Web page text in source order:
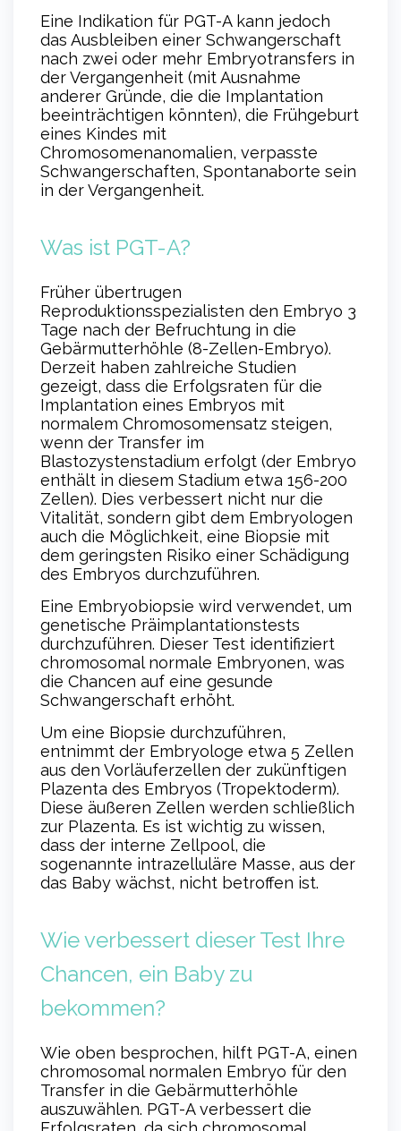
Eine Indikation für PGT-A kann jedoch
das Ausbleiben einer Schwangerschaft
nach zwei oder mehr Embryotransfers in
der Vergangenheit (mit Ausnahme
anderer Gründe, die die Implantation
beeinträchtigen könnten), die Frühgeburt
eines Kindes mit
Chromosomenanomalien, verpasste
Schwangerschaften, Spontanaborte sein
in der Vergangenheit.
Was ist PGT-A?
Früher übertrugen
Reproduktionsspezialisten den Embryo 3
Tage nach der Befruchtung in die
Gebärmutterhöhle (8-Zellen-Embryo).
Derzeit haben zahlreiche Studien
gezeigt, dass die Erfolgsraten für die
Implantation eines Embryos mit
normalem Chromosomensatz steigen,
wenn der Transfer im
Blastozystenstadium erfolgt (der Embryo
enthält in diesem Stadium etwa 156-200
Zellen). Dies verbessert nicht nur die
Vitalität, sondern gibt dem Embryologen
auch die Möglichkeit, eine Biopsie mit
dem geringsten Risiko einer Schädigung
des Embryos durchzuführen.
Eine Embryobiopsie wird verwendet, um
genetische Präimplantationstests
durchzuführen. Dieser Test identifiziert
chromosomal normale Embryonen, was
die Chancen auf eine gesunde
Schwangerschaft erhöht.
Um eine Biopsie durchzuführen,
entnimmt der Embryologe etwa 5 Zellen
aus den Vorläuferzellen der zukünftigen
Plazenta des Embryos (Tropektoderm).
Diese äußeren Zellen werden schließlich
zur Plazenta. Es ist wichtig zu wissen,
dass der interne Zellpool, die
sogenannte intrazelluläre Masse, aus der
das Baby wächst, nicht betroffen ist.
Wie verbessert dieser Test Ihre
Chancen, ein Baby zu
bekommen?
Wie oben besprochen, hilft PGT-A, einen
chromosomal normalen Embryo für den
Transfer in die Gebärmutterhöhle
auszuwählen. PGT-A verbessert die